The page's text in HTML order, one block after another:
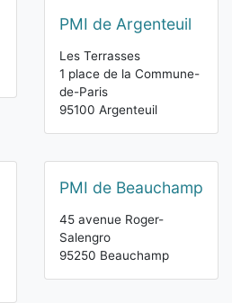
PMI de Argenteuil
Les Terrasses
1 place de la Commune-
de-Paris
95100 Argenteuil
PMI de Beauchamp
45 avenue Roger-
Salengro
95250 Beauchamp